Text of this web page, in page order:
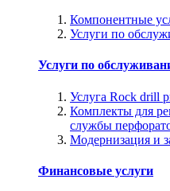
Компонентные
Услуги по
Услуги по
Услуга Rock drill
Комплекты для
службы
Модернизация и
Финансовые услуги